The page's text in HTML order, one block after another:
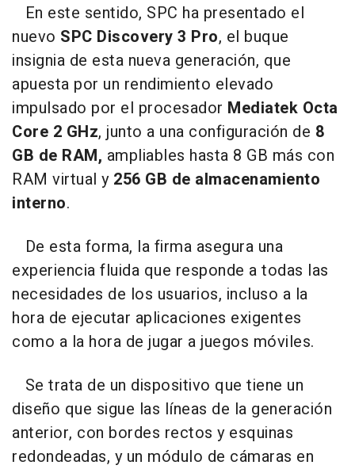
En este sentido, SPC ha presentado el
nuevo SPC Discovery 3 Pro, el buque
insignia de esta nueva generación, que
apuesta por un rendimiento elevado
impulsado por el procesador Mediatek Octa
Core 2 GHz, junto a una configuración de 8
GB de RAM, ampliables hasta 8 GB más con
RAM virtual y 256 GB de almacenamiento
interno.
De esta forma, la firma asegura una
experiencia fluida que responde a todas las
necesidades de los usuarios, incluso a la
hora de ejecutar aplicaciones exigentes
como a la hora de jugar a juegos móviles.
Se trata de un dispositivo que tiene un
diseño que sigue las líneas de la generación
anterior, con bordes rectos y esquinas
redondeadas, y un módulo de cámaras en